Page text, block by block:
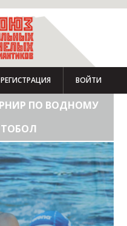
РЕГИСТРАЦИЯ ВОЙТИ
ПО ВОДНОМУ